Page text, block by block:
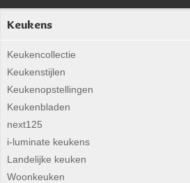
Keukens
Keukencollectie
Keukenstijlen
Keukenopstellingen
Keukenbladen
next125
i-luminate keukens
Landelijke keuken
Woonkeuken